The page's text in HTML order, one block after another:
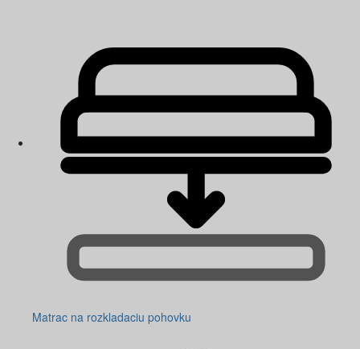
Matrac na rozkladaciu pohovku